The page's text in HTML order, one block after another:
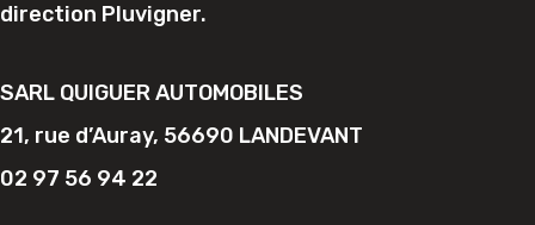
direction Pluvigner.
SARL QUIGUER AUTOMOBILES
21, rue d’Auray, 56690 LANDEVANT
02 97 56 94 22